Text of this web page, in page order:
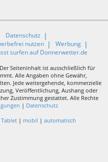
Datenschutz
nutzen
Werbung
surfen auf Donnerwetter.de
Seiteninhalt ist ausschließlich für
Alle Angaben ohne Gewähr,
Jede weitergehende, kommerzielle
Veröffentlichung, Aushang oder
Zustimmung gestattet. Alle Rechte
| Datenschutz
Tablet| mobil | automatisch